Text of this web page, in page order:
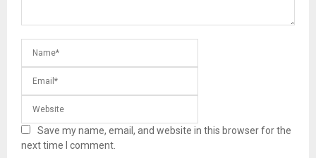
Save my name, email, and website in this browser for the
next time I comment.